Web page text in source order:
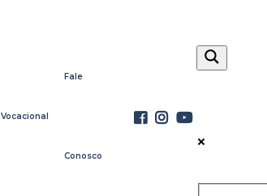
Vocacional
Fale
Conosco